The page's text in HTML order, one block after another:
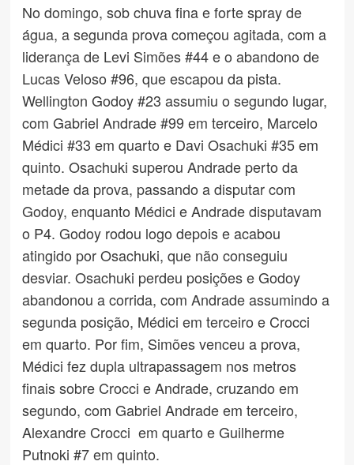
No domingo, sob chuva fina e forte spray de
água, a segunda prova começou agitada, com a
liderança de Levi Simões #44 e o abandono de
Lucas Veloso #96, que escapou da pista.
Wellington Godoy #23 assumiu o segundo lugar,
com Gabriel Andrade #99 em terceiro, Marcelo
Médici #33 em quarto e Davi Osachuki #35 em
quinto. Osachuki superou Andrade perto da
metade da prova, passando a disputar com
Godoy, enquanto Médici e Andrade disputavam
o P4. Godoy rodou logo depois e acabou
atingido por Osachuki, que não conseguiu
desviar. Osachuki perdeu posições e Godoy
abandonou a corrida, com Andrade assumindo a
segunda posição, Médici em terceiro e Crocci
em quarto. Por fim, Simões venceu a prova,
Médici fez dupla ultrapassagem nos metros
finais sobre Crocci e Andrade, cruzando em
segundo, com Gabriel Andrade em terceiro,
Alexandre Crocci em quarto e Guilherme
Putnoki #7 em quinto.